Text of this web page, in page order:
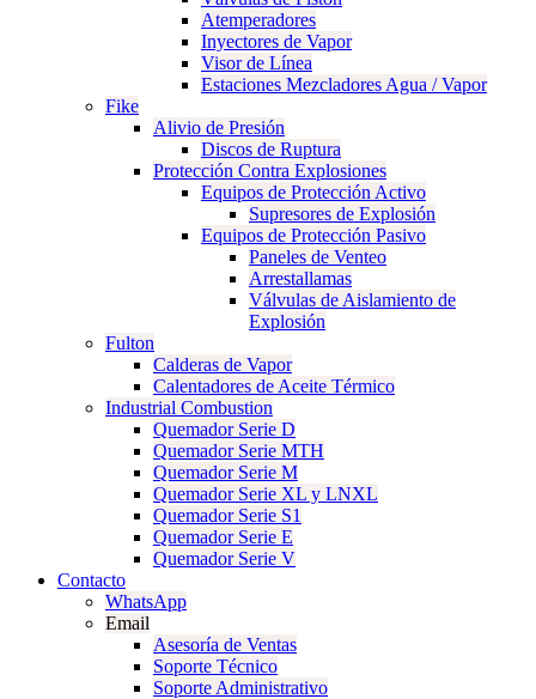
Atemperadores
Inyectores de Vapor
Visor de Línea
Estaciones Mezcladores Agua / Vapor
Fike
Alivio de Presión
Discos de Ruptura
Protección Contra Explosiones
Equipos de Protección Activo
Supresores de Explosión
Equipos de Protección Pasivo
Paneles de Venteo
Arrestallamas
Válvulas de Aislamiento de
Explosión
Fulton
Calderas de Vapor
Calentadores de Aceite Térmico
Industrial Combustion
Quemador Serie D
Quemador Serie MTH
Quemador Serie M
Quemador Serie XL y LNXL
Quemador Serie S1
Quemador Serie E
Quemador Serie V
Contacto
WhatsApp
Email
Asesoría de Ventas
Soporte Técnico
Soporte Administrativo